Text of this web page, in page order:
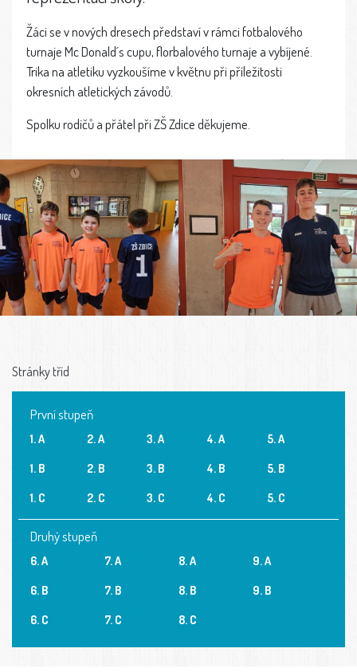
Žáci se v nových dresech představí v rámci fotbalového
turnaje Mc Donald´s cupu, florbalového turnaje a vybíjené.
Trika na atletiku vyzkoušíme v květnu při příležitosti
okresních atletických závodů.
Spolku rodičů a přátel při ZŠ Zdice děkujeme.
Stránky tříd
První stupeň
1. A
1. B
1. C
2. A
2. B
2. C
3. A
3. B
3. C
4. A
4. B
4. C
5. A
5. B
5. C
Druhý stupeň
6. A
6. B
6. C
7. A
7. B
7. C
8. A
8. B
8. C
9. A
9. B